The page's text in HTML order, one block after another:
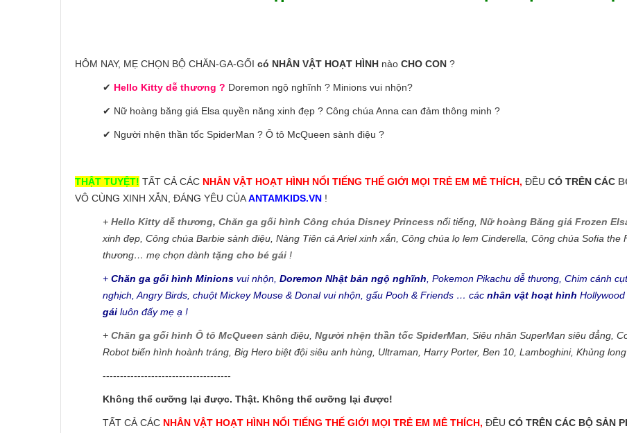
HÔM NAY, MẸ CHỌN BỘ CHĂN-GA-GỐI có NHÂN VẬT HOẠT HÌNH nào CHO CON ?
✔ Hello Kitty dễ thương ? Doremon ngộ nghĩnh ? Minions vui nhộn?
✔ Nữ hoàng băng giá Elsa quyền năng xinh đẹp ? Công chúa Anna can đảm thông minh ?
✔ Người nhện thần tốc SpiderMan ? Ô tô McQueen sành điệu ?
THẬT TUYỆT! TẤT CẢ CÁC NHÂN VẬT HOẠT HÌNH NỔI TIẾNG THẾ GIỚI MỌI TRẺ EM MÊ THÍCH, ĐỀU CÓ TRÊN CÁC
VÔ CÙNG XINH XẮN, ĐÁNG YÊU CỦAANTAMKIDS.VN !
+ Hello Kitty dễ thương, Chăn ga gối hình Công chúa Disney Princess nổi tiếng, Nữ hoàng Băng giá Frozen
xinh đẹp, Công chúa Barbie sành điệu, Nàng Tiên cá Ariel xinh xắn, Công chúa lọ lem Cinderella, Công chúa Sofia
thương… mẹ chọn dành tặng cho bé gái !
+ Chăn ga gối hình Minions vui nhộn, Doremon Nhật bản ngộ nghĩnh , Pokemon Pikachu dễ thương, Chim cánh
nghịch, Angry Birds, chuột Mickey Mouse & Donal vui nhộn, gấu Pooh & Friends … các nhân vật hoạt hình
gái luôn đấy mẹ ạ !
+ Chăn ga gối hình Ô tô McQueen sành điệu, Người nhện thần tốc SpiderMan , Siêu nhân SuperMan siêu đẳng,
Robot biến hình hoành tráng, Big Hero biệt đội siêu anh hùng, Ultraman, Harry Porter, Ben 10, Lamboghini, Khủng
-------------------------------------
Không thể cưỡng lại được. Thật. Không thể cưỡng lại được!
TẤT CẢ CÁC NHÂN VẬT HOẠT HÌNH NỔI TIẾNG THẾ GIỚI MỌI TRẺ EM MÊ THÍCH, ĐỀU CÓ TRÊN CÁC BỘ SẢN